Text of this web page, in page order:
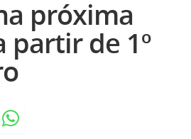
próxima
partir de 1º